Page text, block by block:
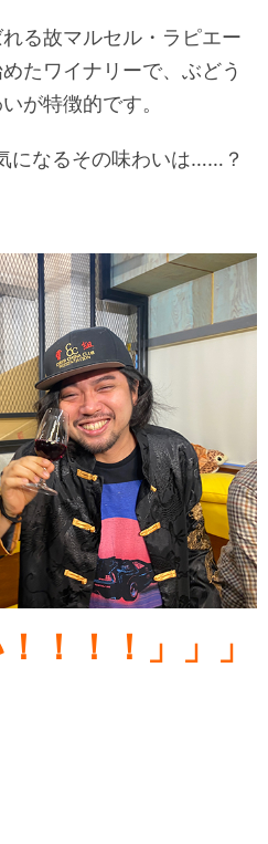
る故マルセル・ラピエー
たワイナリーで、ぶどう
が特徴的です。
になるその味わいは……？
！！！」」」